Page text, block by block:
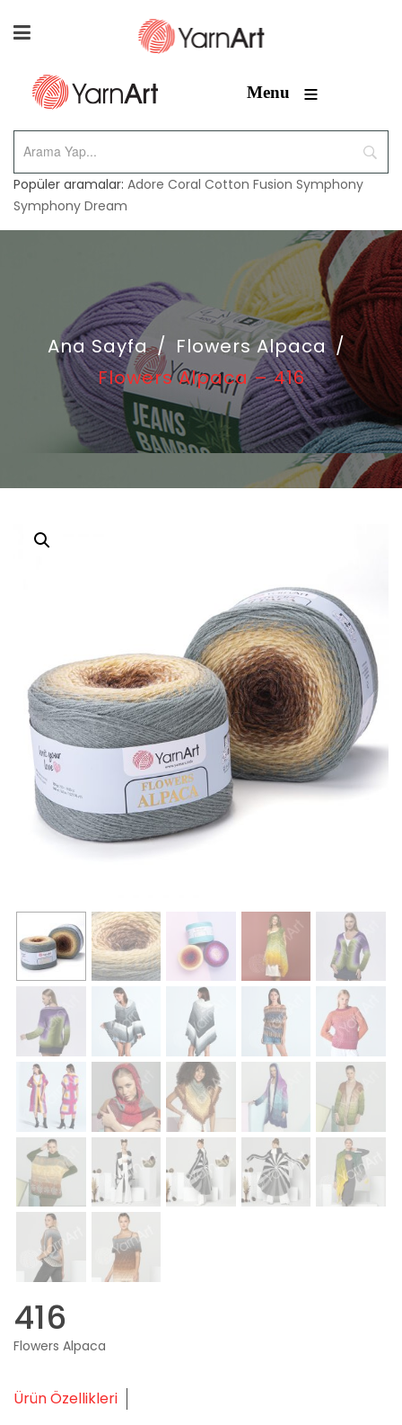
Menu ≡
Popüler aramalar: Adore Coral Cotton Fusion Symphony
Symphony Dream
Ana Sayfa / Flowers Alpaca /
Flowers Alpaca – 416
416
Flowers Alpaca
Ürün Özellikleri